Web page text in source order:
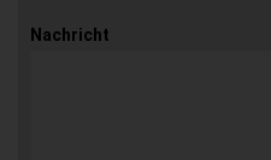
Nachricht